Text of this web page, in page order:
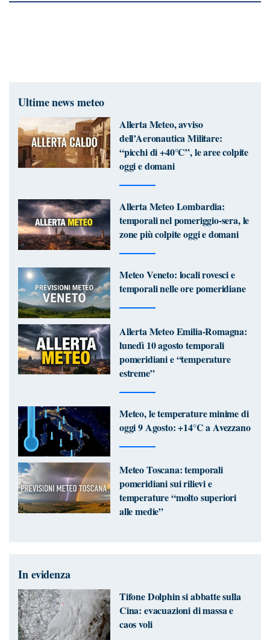
Ultime news meteo
Allerta Meteo, avviso
dell’Aeronautica Militare:
“picchi di +40°C”, le aree colpite
oggi e domani
Allerta Meteo Lombardia:
temporali nel pomeriggio-sera, le
zone più colpite oggi e domani
Meteo Veneto: locali rovesci e
temporali nelle ore pomeridiane
Allerta Meteo Emilia-Romagna:
lunedì 10 agosto temporali
pomeridiani e “temperature
estreme”
Meteo, le temperature minime di
oggi 9 Agosto: +14°C a Avezzano
Meteo Toscana: temporali
pomeridiani sui rilievi e
temperature “molto superiori
alle medie”
In evidenza
Tifone Dolphin si abbatte sulla
Cina: evacuazioni di massa e
caos voli